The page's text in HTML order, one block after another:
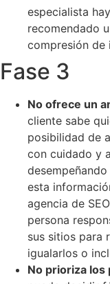
especialista
recomendado
compresión de
Fase 3
No ofrece un
cliente sabe
posibilidad de
con cuidado y
esta
agencia de
persona
sus sitios para
igualarlos o
No prioriza los